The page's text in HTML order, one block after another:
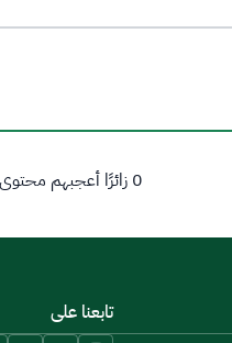
0 زائرًا أعجبهم محتوى الصفحة من أصل 0 مشاركة
تابعنا على